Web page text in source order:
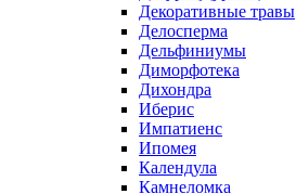
Декоративные травы
Делосперма
Дельфиниумы
Диморфотека
Дихондра
Иберис
Импатиенс
Ипомея
Календула
Камнеломка